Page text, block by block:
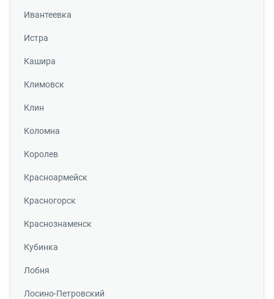
Ивантеевка
Истра
Кашира
Климовск
Клин
Коломна
Королев
Красноармейск
Красногорск
Краснознаменск
Кубинка
Лобня
Лосино-Петровский